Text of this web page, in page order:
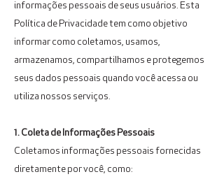
informações pessoais de seus usuários. Esta
Política de Privacidade tem como objetivo
informar como coletamos, usamos,
armazenamos, compartilhamos e protegemos
seus dados pessoais quando você acessa ou
utiliza nossos serviços.
1. Coleta de Informações Pessoais
Coletamos informações pessoais fornecidas
diretamente por você, como: